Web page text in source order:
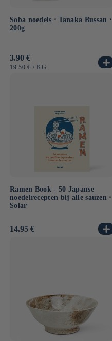
Soba noedels ⋅ Tanaka Bussan ⋅
200g
Normale
prijs
3.90 €
EENHEIDSPRIJS
19.50 € / PER
KG
Ramen Book - 50 Japanse
noedelrecepten bij alle sauzen ⋅
Solar
Normale
14.95 €